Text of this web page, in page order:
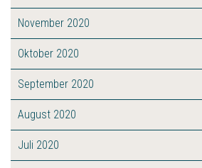
November 2020
Oktober 2020
September 2020
August 2020
Juli 2020